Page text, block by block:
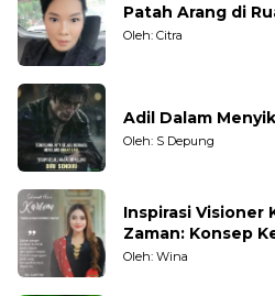
Patah Arang di
Oleh: Citra
Adil Dalam
Oleh: S Depung
Inspirasi Visioner
Zaman: Konsep Kecakapan Hidup bagi
Generasi Muda
Oleh: Wina